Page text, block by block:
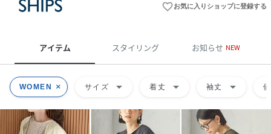
favorite_borderお気に入りショップに登録する
アイテム スタイリング お知らせ NEW
WOMEN サイズ arrow_drop_down 着丈 arrow_drop_down 袖丈 arrow_drop_down